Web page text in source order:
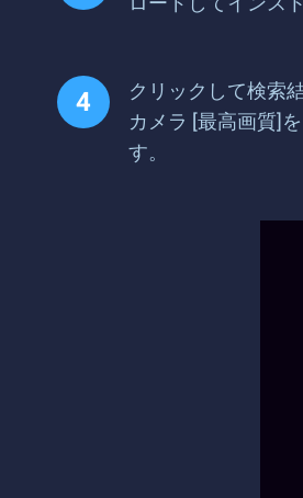
クリックして検索
カメラ [最高画質]
す。